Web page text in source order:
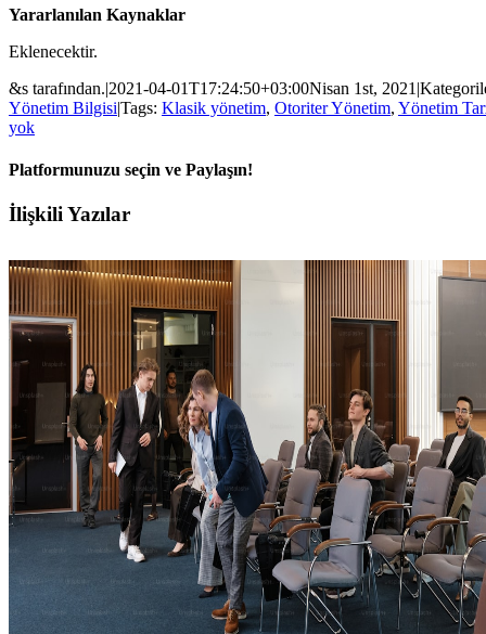
Yararlanılan Kaynaklar
Eklenecektir.
&s tarafından.|2021-04-01T17:24:50+03:00Nisan 1st, 2021 |
Yönetim Bilgisi|Tags: Klasik yönetim, Otoriter Yönetim, Yönetim
yok
Platformunuzu seçin ve Paylaşın!
Facebook
X
LinkedIn
WhatsApp
E-
posta
İlişkili Yazılar